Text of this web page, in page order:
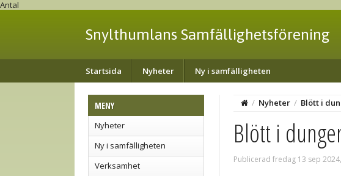
Antal
Snylthumlans Samfällighetsförening
Startsida Nyheter Ny i samfälligheten
MENY
Nyheter
Ny i samfälligheten
Verksamhet
/ Nyheter / Blött i
Blött i
Publicerad fredag 13 sep